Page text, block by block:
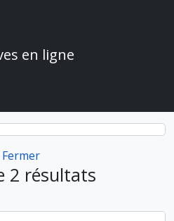
en ligne
Fermer
2 résultats